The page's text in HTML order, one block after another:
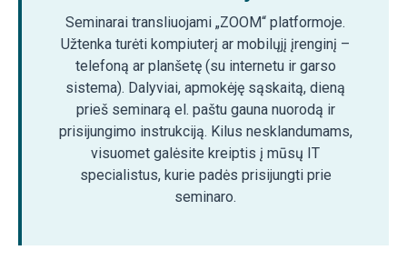
Seminarai transliuojami „ZOOM“ platformoje.
Užtenka turėti kompiuterį ar mobilųjį įrenginį –
telefoną ar planšetę (su internetu ir garso
sistema). Dalyviai, apmokėję sąskaitą, dieną
prieš seminarą el. paštu gauna nuorodą ir
prisijungimo instrukciją. Kilus nesklandumams,
visuomet galėsite kreiptis į mūsų IT
specialistus, kurie padės prisijungti prie
seminaro.